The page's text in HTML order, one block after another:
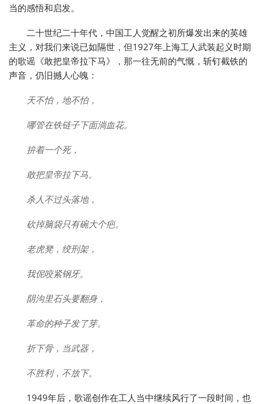
当的感悟和启发。
二十世纪二十年代，中国工人觉醒之初所爆发出来的英雄
主义，对我们来说已如隔世，但1927年上海工人武装起义时期
的歌谣《敢把皇帝拉下马》，那一往无前的气慨，斩钉截铁的
声音，仍旧撼人心魄：
天不怕，地不怕，
哪管在铁链子下面淌血花。
拚着一个死，
敢把皇帝拉下马。
杀人不过头落地，
砍掉脑袋只有碗大个疤。
老虎凳，绞刑架，
我伲咬紧钢牙。
阴沟里石头要翻身，
革命的种子发了芽。
折下骨，当武器，
不胜利，不放下。
1949年后，歌谣创作在工人当中继续风行了一段时间，也